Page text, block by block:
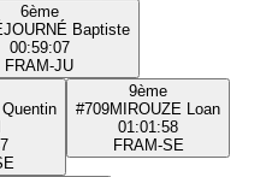
6ème
Baptiste
00:59:07
FRAM-JU
9ème
#709MIROUZE Loan
01:01:58
FRAM-SE